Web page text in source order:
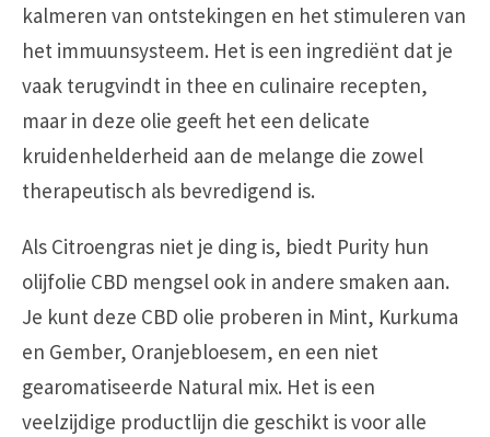
kalmeren van ontstekingen en het stimuleren van
het immuunsysteem. Het is een ingrediënt dat je
vaak terugvindt in thee en culinaire recepten,
maar in deze olie geeft het een delicate
kruidenhelderheid aan de melange die zowel
therapeutisch als bevredigend is.
Als Citroengras niet je ding is, biedt Purity hun
olijfolie CBD mengsel ook in andere smaken aan.
Je kunt deze CBD olie proberen in Mint, Kurkuma
en Gember, Oranjebloesem, en een niet
gearomatiseerde Natural mix. Het is een
veelzijdige productlijn die geschikt is voor alle